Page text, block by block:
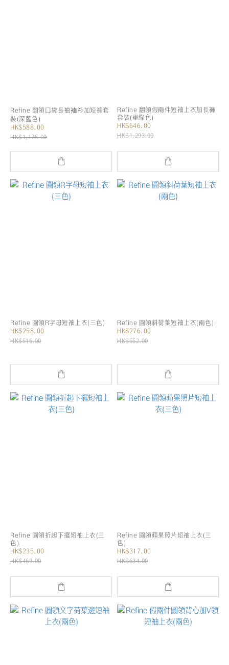
Refine 翻領口袋長袖裇衫加短褲套
裝(深藍色)
HK$588.00
HK$1,175.00
Refine 翻領假兩件短袖上衣加長褲
套裝(軍綠色)
HK$646.00
HK$1,293.00
Refine 圓領R字母短袖上衣(三色)
HK$258.00
HK$516.00
Refine 圓領斜荷葉短袖上衣(兩色)
HK$276.00
HK$552.00
Refine 圓領折起下擺短袖上衣(三
色)
HK$235.00
HK$469.00
Refine 圓領蘋果照片短袖上衣(三
色)
HK$317.00
HK$634.00